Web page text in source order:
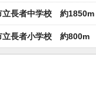
立長者中学校 約1850m
立長者小学校 約800m